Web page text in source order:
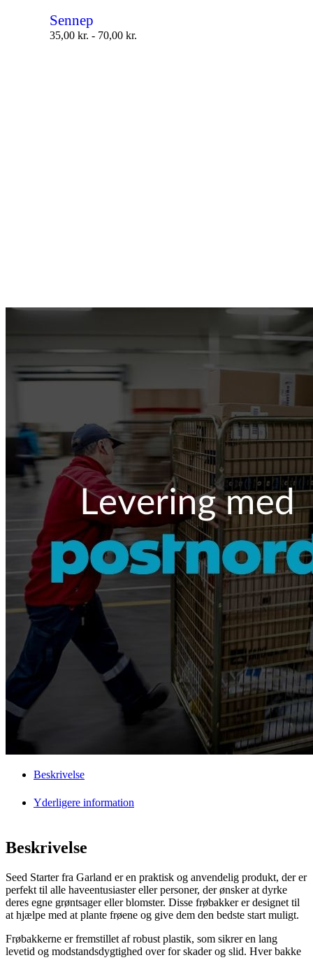
Sennep
35,00 kr. - 70,00 kr.
Beskrivelse
Yderligere information
Beskrivelse
Seed Starter fra Garland er en praktisk og anvendelig produkt, der er
perfekt til alle haveentusiaster eller personer, der ønsker at dyrke
deres egne grøntsager eller blomster. Disse frøbakker er designet til
at hjælpe med at plante frøene og give dem den bedste start muligt.
Frøbakkerne er fremstillet af robust plastik, som sikrer en lang
levetid og modstandsdygtighed over for skader og slid. Hver bakke